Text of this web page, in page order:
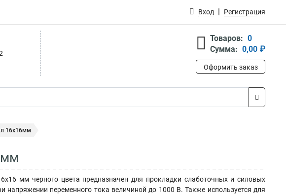
Вход Регистрация
Товаров: 0
Сумма: 0,00 ₽
Оформить заказ
16х16мм
мм черного цвета предназначен для прокладки слаботочных и силовых
напряжении переменного тока величиной до 1000 В. Также используется для